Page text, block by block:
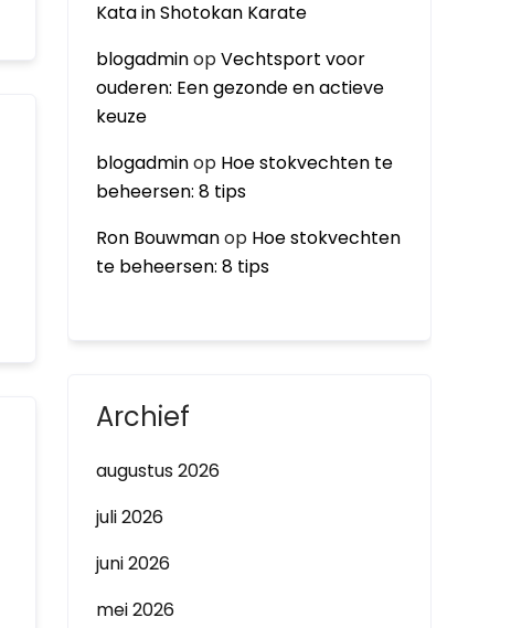
Kata in Shotokan Karate
blogadminopVechtsport voor
ouderen: Een gezonde en actieve
keuze
blogadminop Hoe stokvechten te
beheersen: 8 tips
Ron Bouwmanop Hoe stokvechten
te beheersen: 8 tips
Archief
augustus 2026
juli 2026
juni 2026
mei 2026